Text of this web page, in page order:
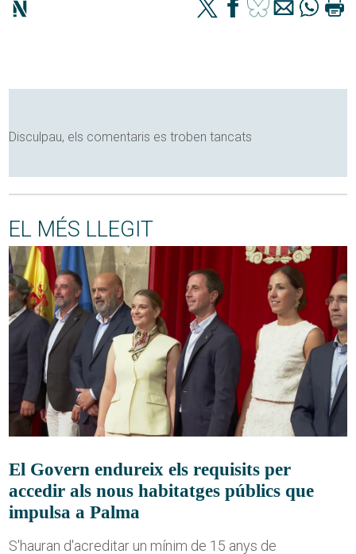
Disculpau, els comentaris es troben tancats
EL MÉS LLEGIT
El Govern endureix els requisits per
accedir als nous habitatges públics que
impulsa a Palma
S'hauran d'acreditar un mínim de 15 anys de